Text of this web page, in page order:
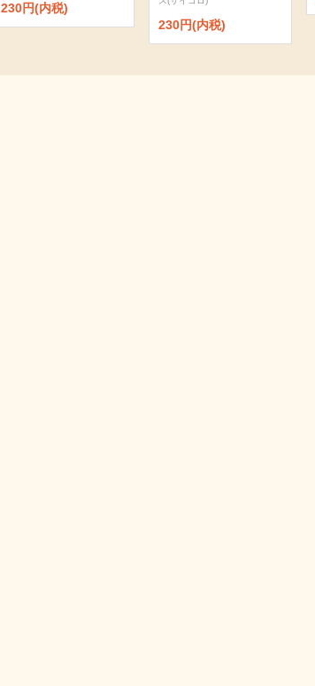
230円(内税)
230円(内税)